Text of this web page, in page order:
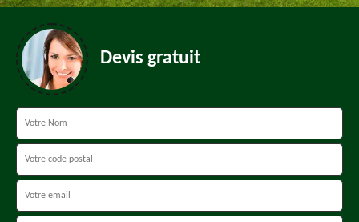
Devis gratuit